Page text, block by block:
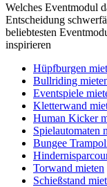
Welches Eventmodul
Entscheidung
beliebtesten
inspirieren
Hüpfburgen
Bullriding
Eventspiele
Kletterwand
Human Kicker
Spielautomaten
Bungee
Torwand mieten
Schießstand